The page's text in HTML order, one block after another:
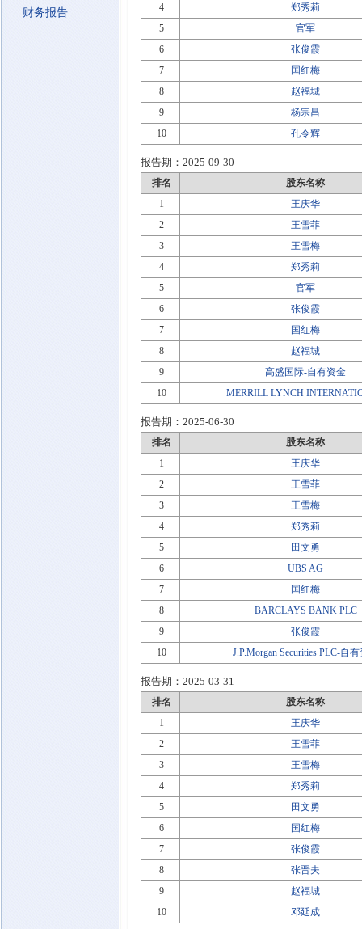
财务报告
4
郑秀莉
5
官军
6
张俊霞
7
国红梅
8
赵福城
9
杨宗昌
10
孔令辉
报告期： 2025-09-30
排名
股东名称
1
王庆华
2
王雪菲
3
王雪梅
4
郑秀莉
5
官军
6
张俊霞
7
国红梅
8
赵福城
9
高盛国际-自有资金
10
MERRILL LYNCH
报告期： 2025-06-30
排名
股东名称
1
王庆华
2
王雪菲
3
王雪梅
4
郑秀莉
5
田文勇
6
UBS AG
7
国红梅
8
BARCLAYS BANK PLC
9
张俊霞
10
J.P.Morgan Securities PLC-自
报告期： 2025-03-31
排名
股东名称
1
王庆华
2
王雪菲
3
王雪梅
4
郑秀莉
5
田文勇
6
国红梅
7
张俊霞
8
张晋夫
9
赵福城
10
邓延成